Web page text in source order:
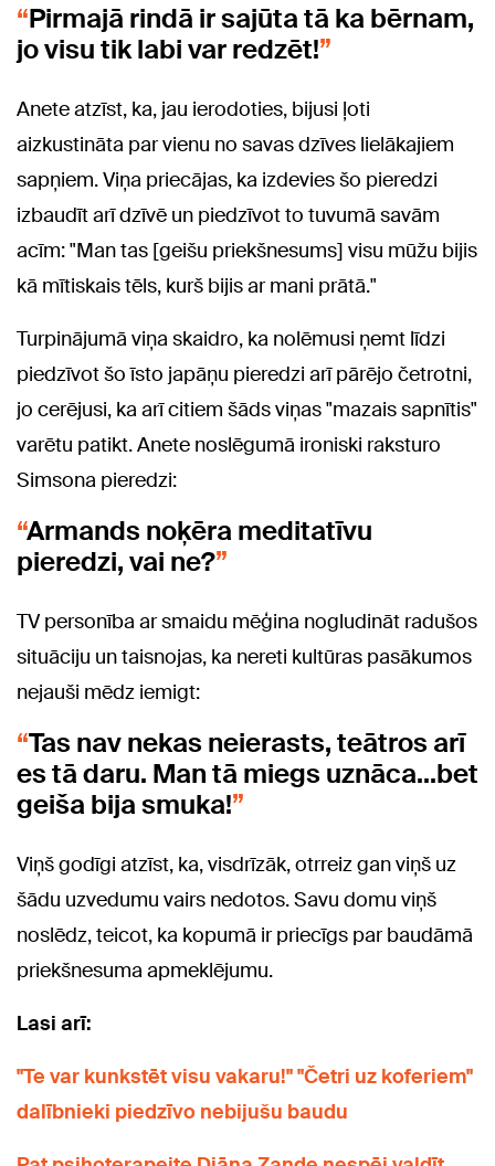
Pirmajā rindā ir sajūta tā ka bērnam,
jo visu tik labi var redzēt!
Anete atzīst, ka, jau ierodoties, bijusi ļoti
aizkustināta par vienu no savas dzīves lielākajiem
sapņiem. Viņa priecājas, ka izdevies šo pieredzi
izbaudīt arī dzīvē un piedzīvot to tuvumā savām
acīm: "Man tas [geišu priekšnesums] visu mūžu bijis
kā mītiskais tēls, kurš bijis ar mani prātā."
Turpinājumā viņa skaidro, ka nolēmusi ņemt līdzi
piedzīvot šo īsto japāņu pieredzi arī pārējo četrotni,
jo cerējusi, ka arī citiem šāds viņas "mazais sapnītis"
varētu patikt. Anete noslēgumā ironiski raksturo
Simsona pieredzi:
Armands noķēra meditatīvu
pieredzi, vai ne?
TV personība ar smaidu mēģina nogludināt radušos
situāciju un taisnojas, ka nereti kultūras pasākumos
nejauši mēdz iemigt:
Tas nav nekas neierasts, teātros arī
es tā daru. Man tā miegs uznāca...bet
geiša bija smuka!
Viņš godīgi atzīst, ka, visdrīzāk, otrreiz gan viņš uz
šādu uzvedumu vairs nedotos. Savu domu viņš
noslēdz, teicot, ka kopumā ir priecīgs par baudāmā
priekšnesuma apmeklējumu.
Lasi arī:
"Te var kunkstēt visu vakaru!" "Četri uz koferiem"
dalībnieki piedzīvo nebijušu baudu